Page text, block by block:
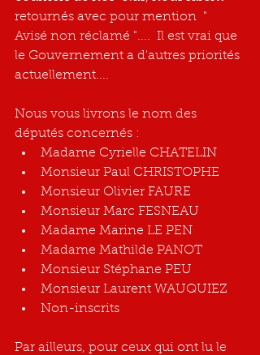
retournés avec pour mention  "
Avisé non réclamé "....  Il est vrai que
le Gouvernement a d'autres priorités
actuellement....
Nous vous livrons le nom des
députés concernés :
Madame Cyrielle CHATELIN
Monsieur Paul CHRISTOPHE
Monsieur Olivier FAURE
Monsieur Marc FESNEAU
Madame Marine LE PEN
Madame Mathilde PANOT
Monsieur Stéphane PEU
Monsieur Laurent WAUQUIEZ
Non-inscrits
Par ailleurs, pour ceux qui ont lu le